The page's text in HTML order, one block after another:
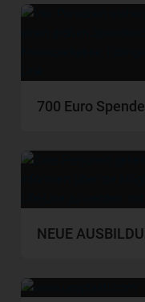
700 Euro Spende
NEUE